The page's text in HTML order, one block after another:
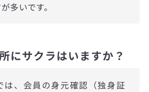
多いです。
にサクラはいますか？
は、会員の身元確認（独身証